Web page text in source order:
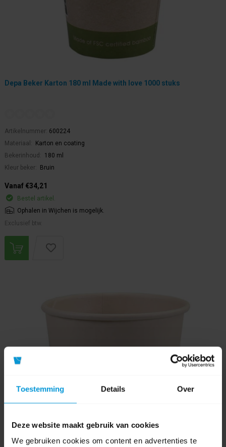
Toestemming Details Over
Deze website maakt gebruik van cookies
We gebruiken cookies om content en advertenties te
Depa Beker Karton 180 ml Made with love 1000 stuks
Artikelnummer: 600224
Materiaal:
Karton en coating
Bekerinhoud:
180 ml
Kleur beker:
Bruin
Vanaf €34,21
Bestel artikel.
Ophalen in Wijchen is mogelijk.
Exclusief btw.